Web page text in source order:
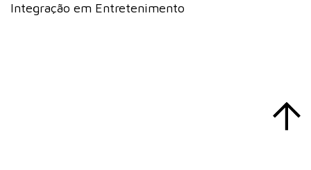
Integração em Entretenimento